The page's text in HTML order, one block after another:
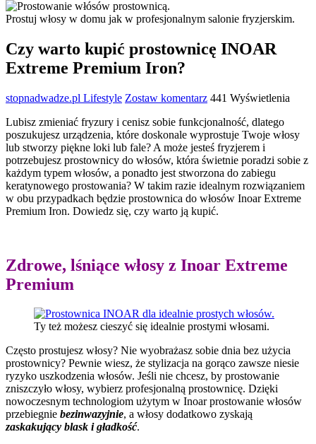
Prostuj włosy w domu jak w profesjonalnym salonie fryzjerskim.
Czy warto kupić prostownicę INOAR
Extreme Premium Iron?
stopnadwadze.pl Lifestyle Zostaw komentarz 441 Wyświetlenia
Lubisz zmieniać fryzury i cenisz sobie funkcjonalność, dlatego
poszukujesz urządzenia, które doskonale wyprostuje Twoje włosy
lub stworzy piękne loki lub fale? A może jesteś fryzjerem i
potrzebujesz prostownicy do włosów, która świetnie poradzi sobie z
każdym typem włosów, a ponadto jest stworzona do zabiegu
keratynowego prostowania? W takim razie idealnym rozwiązaniem
w obu przypadkach będzie prostownica do włosów Inoar Extreme
Premium Iron. Dowiedz się, czy warto ją kupić.
Zdrowe, lśniące włosy z Inoar Extreme
Premium
Ty też możesz cieszyć się idealnie prostymi włosami.
Często prostujesz włosy? Nie wyobrażasz sobie dnia bez użycia
prostownicy? Pewnie wiesz, że stylizacja na gorąco zawsze niesie
ryzyko uszkodzenia włosów. Jeśli nie chcesz, by prostowanie
zniszczyło włosy, wybierz profesjonalną prostownicę. Dzięki
nowoczesnym technologiom użytym w Inoar prostowanie włosów
przebiegnie bezinwazyjnie, a włosy dodatkowo zyskają
zaskakujący blask i gładkość.